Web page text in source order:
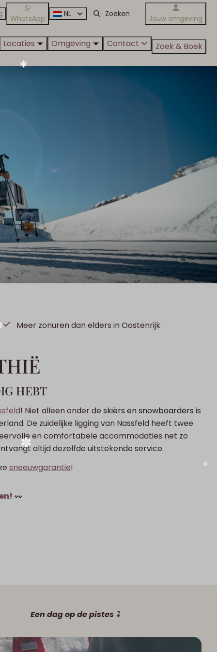
WhatsApp NL Jouw omgeving
Locaties Omgeving Contact Zoek & Boek
Meer zonuren dan elders in Oostenrijk
HEBT
! Niet alleen onder de skiërs en snowboarders is
De zuidelijke ligging van Nassfeld heeft twee
en comfortabele accommodaties net zo
altijd dezelfde uitstekende service.
sneeuwgarantie!
👀
Een dag op de pistes ⤵︎
❅
❅